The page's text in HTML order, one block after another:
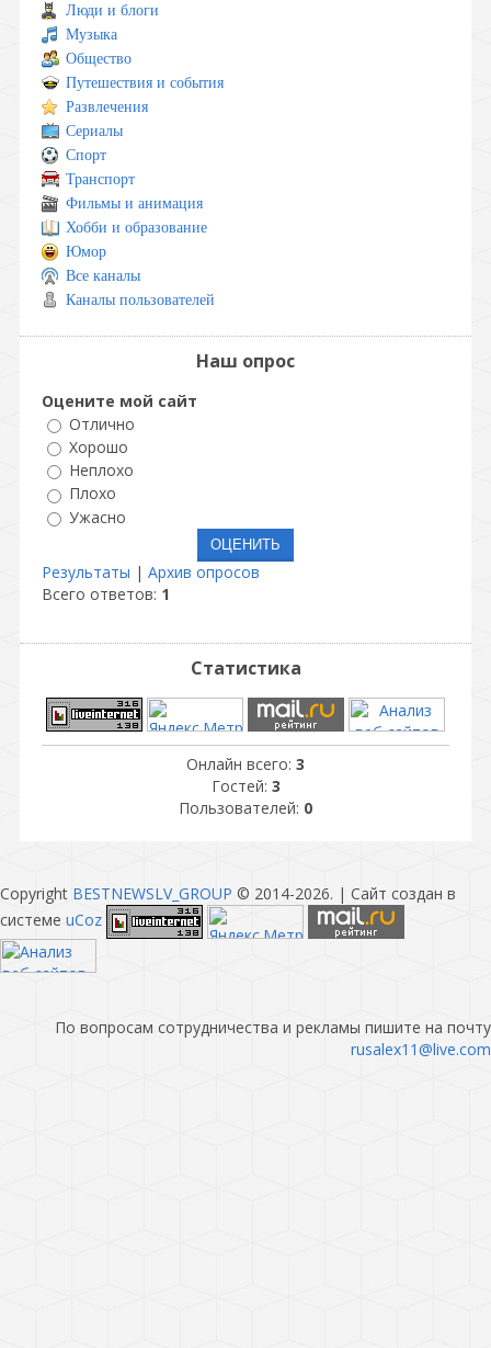
Люди и блоги
Музыка
Общество
Путешествия и события
Развлечения
Сериалы
Спорт
Транспорт
Фильмы и анимация
Хобби и образование
Юмор
Все каналы
Каналы пользователей
Наш опрос
Оцените мой сайт
Отлично
Хорошо
Неплохо
Плохо
Ужасно
Результаты | Архив опросов
Всего ответов: 1
Статистика
Онлайн всего: 3
Гостей: 3
Пользователей: 0
Copyright BESTNEWSLV_GROUP © 2014-2026. | Сайт создан в
системе uCoz
По вопросам сотрудничества и рекламы пишите на почту
rusalex11@live.com